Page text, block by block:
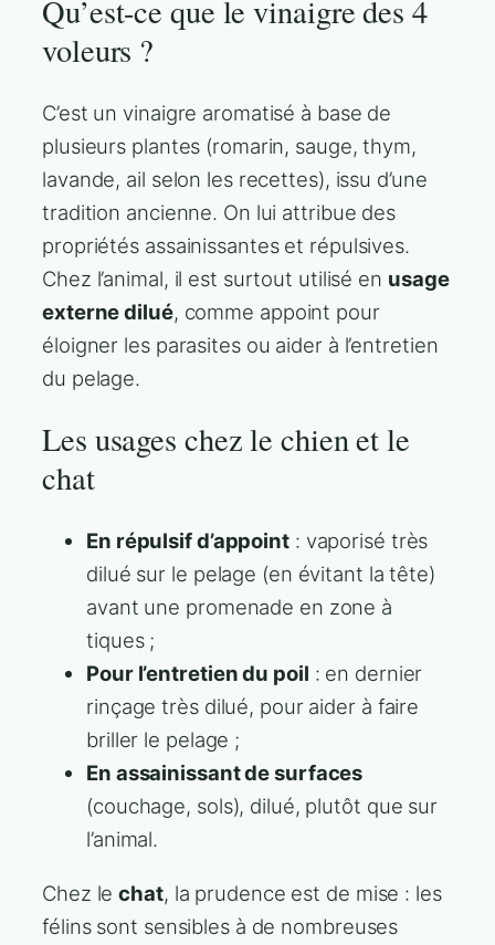
Qu’est-ce que le vinaigre des 4
voleurs ?
C’est un vinaigre aromatisé à base de
plusieurs plantes (romarin, sauge, thym,
lavande, ail selon les recettes), issu d’une
tradition ancienne. On lui attribue des
propriétés assainissantes et répulsives.
Chez l’animal, il est surtout utilisé en usage
externe dilué, comme appoint pour
éloigner les parasites ou aider à l’entretien
du pelage.
Les usages chez le chien et le
chat
En répulsif d’appoint: vaporisé très
dilué sur le pelage (en évitant la tête)
avant une promenade en zone à
tiques ;
Pour l’entretien du poil : en dernier
rinçage très dilué, pour aider à faire
briller le pelage ;
En assainissant de surfaces
(couchage, sols), dilué, plutôt que sur
l’animal.
Chez lechat, la prudence est de mise : les
félins sont sensibles à de nombreuses